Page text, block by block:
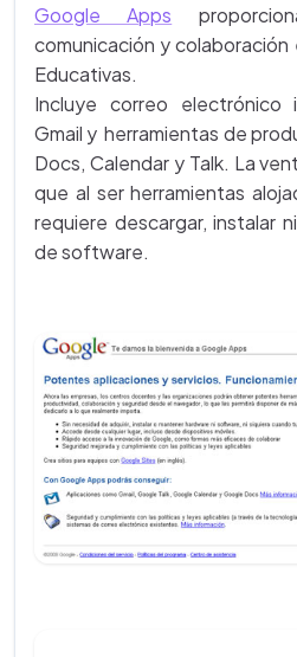
Google Apps
comunicación y
Educativas.
Incluye correo electrónico
Gmail y herramientas de
Docs, Calendar y Talk. La
que al ser herramientas
requiere descargar, instalar
de software.